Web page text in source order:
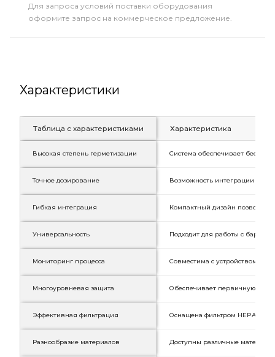
Для запроса условий поставки оборудования
оформите запрос на коммерческое предложение.
Характеристики
Таблица с характеристиками Характеристика
Высокая степень герметизации Система обеспечивает
Точное дозирование Возможность интеграции с
Гибкая интеграция Компактный дизайн позволяет
Универсальность Подходит для работы с
Мониторинг процесса Совместима с устройством
Многоуровневая защита Обеспечивает первичную и
Эффективная фильтрация Оснащена фильтром HEPA с
Разнообразие материалов Доступны различные